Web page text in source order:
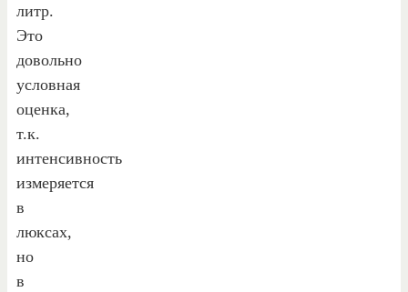
литр.
Это
довольно
условная
оценка,
т.к.
интенсивность
измеряется
в
люксах,
но
в